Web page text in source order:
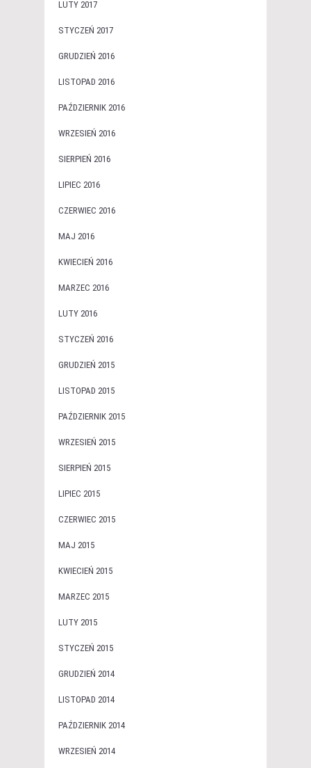
LUTY 2017
STYCZEŃ 2017
GRUDZIEŃ 2016
LISTOPAD 2016
PAŹDZIERNIK 2016
WRZESIEŃ 2016
SIERPIEŃ 2016
LIPIEC 2016
CZERWIEC 2016
MAJ 2016
KWIECIEŃ 2016
MARZEC 2016
LUTY 2016
STYCZEŃ 2016
GRUDZIEŃ 2015
LISTOPAD 2015
PAŹDZIERNIK 2015
WRZESIEŃ 2015
SIERPIEŃ 2015
LIPIEC 2015
CZERWIEC 2015
MAJ 2015
KWIECIEŃ 2015
MARZEC 2015
LUTY 2015
STYCZEŃ 2015
GRUDZIEŃ 2014
LISTOPAD 2014
PAŹDZIERNIK 2014
WRZESIEŃ 2014